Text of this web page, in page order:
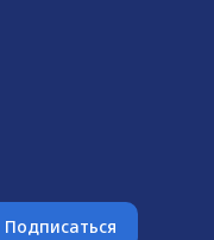
Подписаться